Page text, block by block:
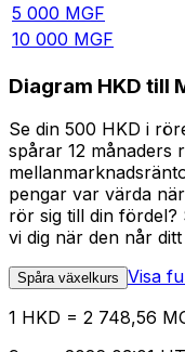
5 000 MGF
10 000 MGF
Diagram HKD till
Se din 500 HKD i
spårar 12 månaders
pengar var värda
rör sig till din fördel?
vi dig när den når ditt
Spåra växelkurs Visa
1 HKD = 2 748,56